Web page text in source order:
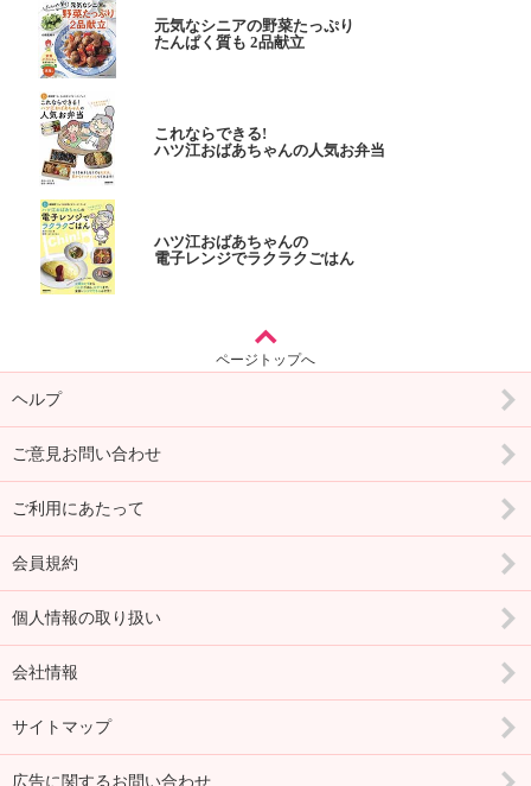
元気なシニアの野菜たっぷり
たんぱく質も 2品献立
これならできる!
ハツ江おばあちゃんの人気お弁当
ハツ江おばあちゃんの
電子レンジでラクラクごはん
ページトップへ
ヘルプ
ご意見お問い合わせ
ご利用にあたって
会員規約
個人情報の取り扱い
会社情報
サイトマップ
広告に関するお問い合わせ